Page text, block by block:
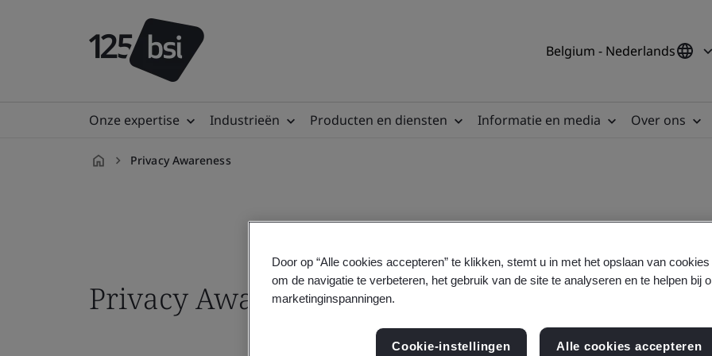
Belgium - Nederlands
Onze expertise Industrieën Producten en diensten Informatie en media Over ons
Privacy Awareness
Privacy Awareness - eLearning
Door op “Alle cookies accepteren” te klikken, stemt u in met het opslaan van
om de navigatie te verbeteren, het gebruik van de site te analyseren en te helpen bij
marketinginspanningen.
Cookie-instellingen Alle cookies accepteren